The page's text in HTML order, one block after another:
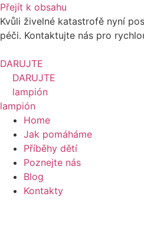
Přejít k obsahu
Kvůli živelné katastrofě nyní
péči. Kontaktujte nás pro
DARUJTE
DARUJTE
lampión
lampión
Home
Jak pomáháme
Příběhy dětí
Poznejte nás
Blog
Kontakty